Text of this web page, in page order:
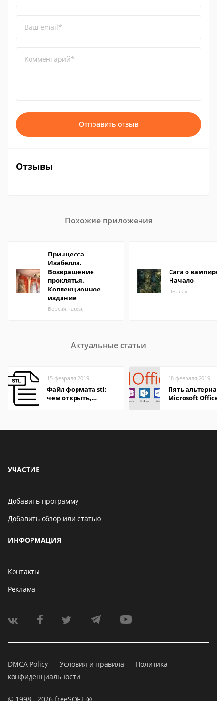
Ваш email*
Комментарий*
Отправить отзыв
Отзывы
Похожие приложения
Принцесса
Изабелла.
Возвращение
проклятья.
Коллекционное
издание
Версия: latest
Сага о
Начало
Версия:
Актуальные статьи
15 февраля 2019
Файл формата stl:
чем открыть,
18 февраля 2019
Пять
Microsoft
УЧАСТИЕ
Добавить программу
Добавить обзор или статью
ИНФОРМАЦИЯ
Контакты
Реклама
DMCA Policy Условия и правила
Политика
конфиденциальности
© 1998 - 2026 freeSOFT ®